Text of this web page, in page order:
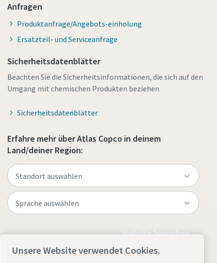
Anfragen
Produktanfrage/Angebots-einholung
Ersatzteil- und Serviceanfrage
Sicherheitsdatenblätter
Beachten Sie die Sicherheitsinformationen, die sich auf den
Umgang mit chemischen Produkten beziehen
Sicherheitsdatenblätter
Erfahre mehr über Atlas Copco in deinem
Land/deiner Region:
Website besuchen
Unsere Website verwendet Cookies.